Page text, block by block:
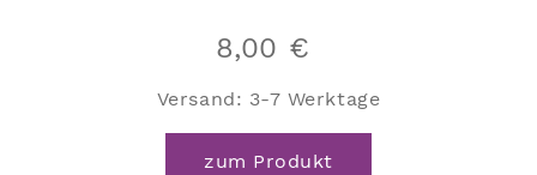
8,00 €
Versand: 3-7 Werktage
zum Produkt